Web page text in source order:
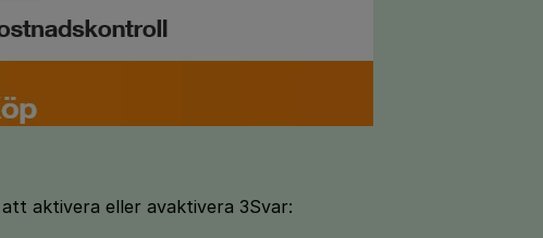
aktivera eller avaktivera 3Svar: